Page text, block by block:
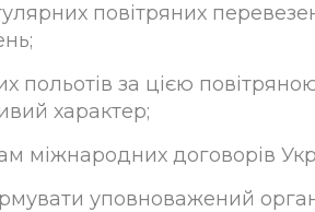
повітряних
за цією
характер;
міжнародних договорів
уповноважений